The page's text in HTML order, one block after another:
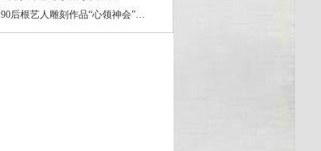
90后根艺人雕刻作品“心领神会”…